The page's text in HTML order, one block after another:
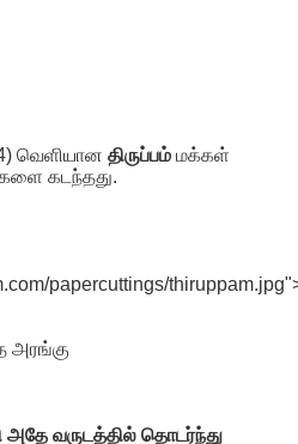
வெளியான திருப்பம் மக்கள்
கடந்தது.
papercuttings/
அரங்கு
வருடத்தில் தொடர்ந்து